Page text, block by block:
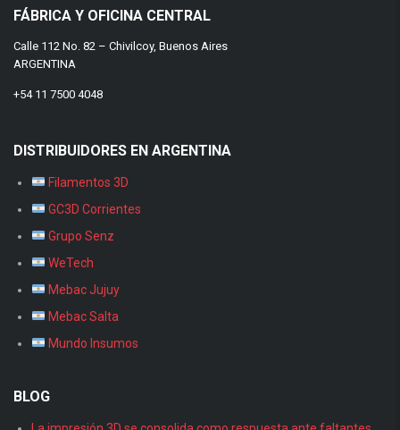
FÁBRICA Y OFICINA CENTRAL
Calle 112 No. 82 – Chivilcoy, Buenos Aires
ARGENTINA
+54 11 7500 4048
DISTRIBUIDORES EN ARGENTINA
Filamentos 3D
GC3D Corrientes
Grupo Senz
WeTech
Mebac Jujuy
Mebac Salta
Mundo Insumos
BLOG